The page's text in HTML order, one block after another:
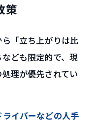
策
「立ち上がりは比
ども限定的で、現
理が優先されてい
イバーなどの人手